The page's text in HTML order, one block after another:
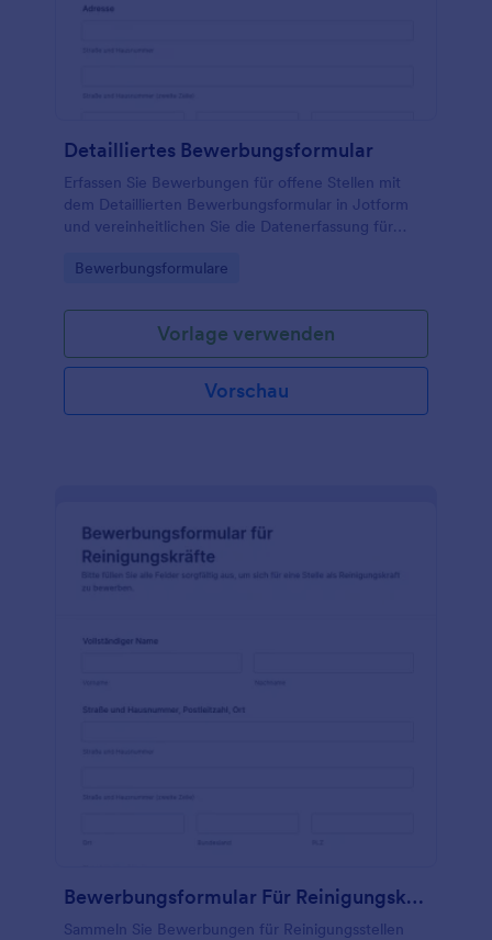
Detailliertes Bewerbungsformular
Erfassen Sie Bewerbungen für offene Stellen mit
dem Detaillierten Bewerbungsformular in Jotform
und vereinheitlichen Sie die Datenerfassung für
Unternehmen über einen einfachen Online-Prozess.
Go to Category:
Bewerbungsformulare
Vorlage verwenden
Vorschau
Bewerbungsformular Für Reinigungskräfte
Sammeln Sie Bewerbungen für Reinigungsstellen